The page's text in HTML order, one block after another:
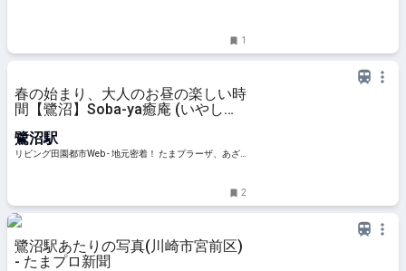
1
春の始まり、大人のお昼の楽しい時
間【鷺沼】Soba-ya癒庵 (いやしあ
鷺沼駅
リビング田園都市Web - 地元密着！ たまプラーザ、あざ
2
鷺沼駅あたりの写真(川崎市宮前区)
- たまプロ新聞